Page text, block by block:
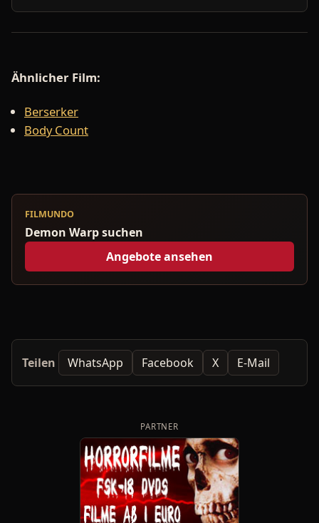
Ähnlicher Film:
Berserker
Body Count
FILMUNDO
Demon Warp suchen
Angebote ansehen
Teilen WhatsApp Facebook X E-Mail
PARTNER